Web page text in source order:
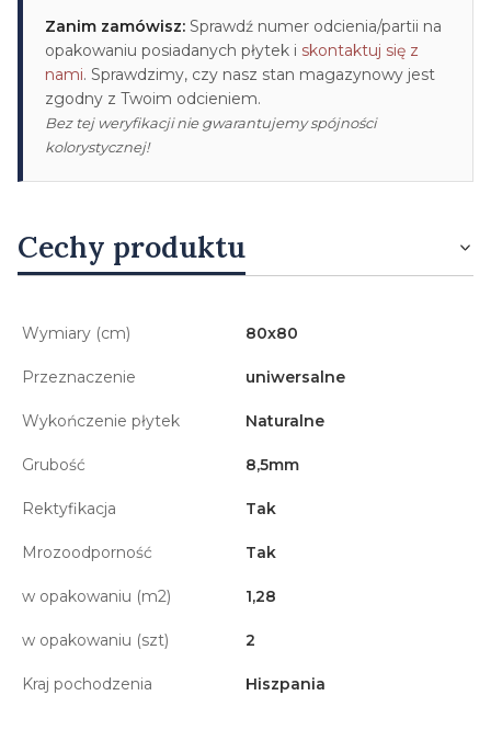
Zanim zamówisz: Sprawdź numer odcienia/partii na
opakowaniu posiadanych płytek i skontaktuj się z
nami. Sprawdzimy, czy nasz stan magazynowy jest
zgodny z Twoim odcieniem.
Bez tej weryfikacji nie gwarantujemy spójności
kolorystycznej!
Cechy produktu
Wymiary (cm) 80x80
Przeznaczenie uniwersalne
Wykończenie płytek Naturalne
Grubość 8,5mm
Rektyfikacja Tak
Mrozoodporność Tak
w opakowaniu (m2) 1,28
w opakowaniu (szt) 2
Kraj pochodzenia Hiszpania